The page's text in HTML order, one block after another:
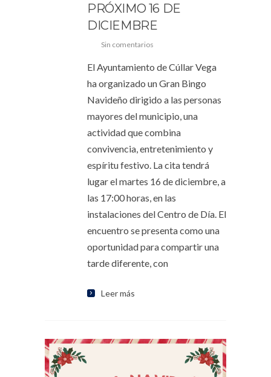
PRÓXIMO 16 DE
DICIEMBRE
Sin comentarios
El Ayuntamiento de Cúllar Vega
ha organizado un Gran Bingo
Navideño dirigido a las personas
mayores del municipio, una
actividad que combina
convivencia, entretenimiento y
espíritu festivo. La cita tendrá
lugar el martes 16 de diciembre, a
las 17:00 horas, en las
instalaciones del Centro de Día. El
encuentro se presenta como una
oportunidad para compartir una
tarde diferente, con
Leer más